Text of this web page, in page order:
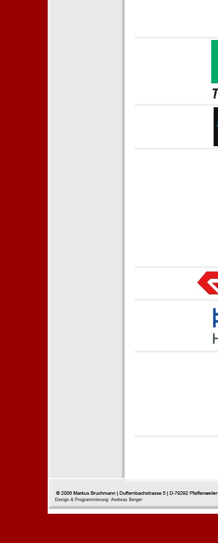
Design & Programmierung: Andreas Berger